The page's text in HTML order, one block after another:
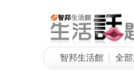
智邦生活館 全